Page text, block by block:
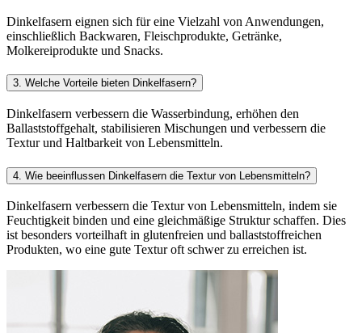
Dinkelfasern eignen sich für eine Vielzahl von Anwendungen,
einschließlich Backwaren, Fleischprodukte, Getränke,
Molkereiprodukte und Snacks.
3. Welche Vorteile bieten Dinkelfasern?
Dinkelfasern verbessern die Wasserbindung, erhöhen den
Ballaststoffgehalt, stabilisieren Mischungen und verbessern die
Textur und Haltbarkeit von Lebensmitteln.
4. Wie beeinflussen Dinkelfasern die Textur von Lebensmitteln?
Dinkelfasern verbessern die Textur von Lebensmitteln, indem sie
Feuchtigkeit binden und eine gleichmäßige Struktur schaffen. Dies
ist besonders vorteilhaft in glutenfreien und ballaststoffreichen
Produkten, wo eine gute Textur oft schwer zu erreichen ist.